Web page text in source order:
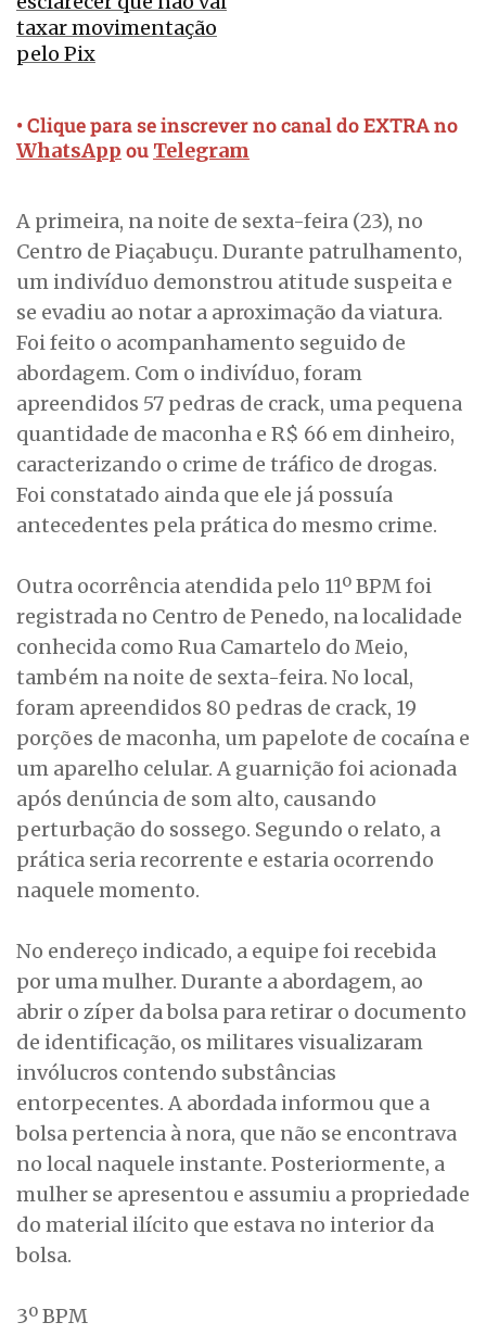
taxar movimentação
pelo Pix
• Clique para se inscrever no canal do EXTRA no
WhatsApp ou Telegram
A primeira, na noite de sexta-feira (23), no
Centro de Piaçabuçu. Durante patrulhamento,
um indivíduo demonstrou atitude suspeita e
se evadiu ao notar a aproximação da viatura.
Foi feito o acompanhamento seguido de
abordagem. Com o indivíduo, foram
apreendidos 57 pedras de crack, uma pequena
quantidade de maconha e R$ 66 em dinheiro,
caracterizando o crime de tráfico de drogas.
Foi constatado ainda que ele já possuía
antecedentes pela prática do mesmo crime.
Outra ocorrência atendida pelo 11º BPM foi
registrada no Centro de Penedo, na localidade
conhecida como Rua Camartelo do Meio,
também na noite de sexta-feira. No local,
foram apreendidos 80 pedras de crack, 19
porções de maconha, um papelote de cocaína e
um aparelho celular. A guarnição foi acionada
após denúncia de som alto, causando
perturbação do sossego. Segundo o relato, a
prática seria recorrente e estaria ocorrendo
naquele momento.
No endereço indicado, a equipe foi recebida
por uma mulher. Durante a abordagem, ao
abrir o zíper da bolsa para retirar o documento
de identificação, os militares visualizaram
invólucros contendo substâncias
entorpecentes. A abordada informou que a
bolsa pertencia à nora, que não se encontrava
no local naquele instante. Posteriormente, a
mulher se apresentou e assumiu a propriedade
do material ilícito que estava no interior da
bolsa.
3º BPM